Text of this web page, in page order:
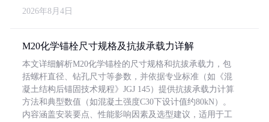
2026年8月4日
M20化学锚栓尺寸规格及抗拔承载力详解
本文详细解析M20化学锚栓的尺寸规格和抗拔承载力，包
括螺杆直径、钻孔尺寸等参数，并依据专业标准（如《混
凝土结构后锚固技术规程》JGJ 145）提供抗拔承载力计算
方法和典型数值（如混凝土强度C30下设计值约80kN）。
内容涵盖安装要点、性能影响因素及选型建议，适用于工